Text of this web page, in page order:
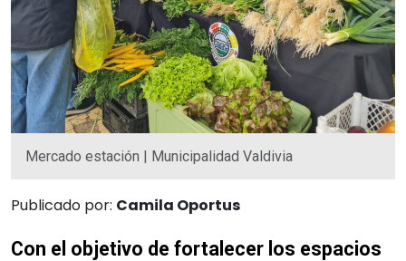
Mercado estación | Municipalidad Valdivia
Publicado por: Camila Oportus
Con el objetivo de fortalecer los espacios